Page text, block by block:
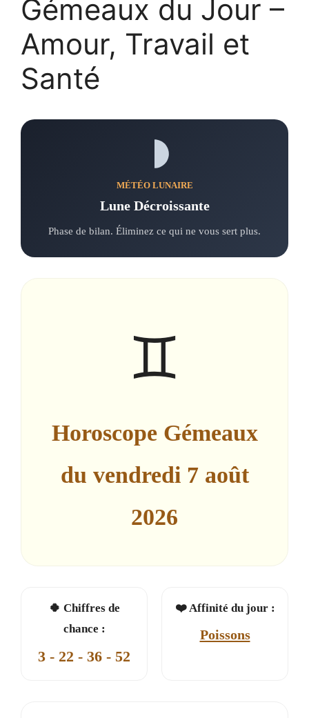
Gémeaux du Jour –
Amour, Travail et
Santé
MÉTÉO LUNAIRE
Lune Décroissante
Phase de bilan. Éliminez ce qui ne vous sert plus.
♊
Horoscope Gémeaux
du vendredi 7 août
2026
🍀 Chiffres de
chance :
3 - 22 - 36 - 52
❤️ Affinité du jour :
Poissons